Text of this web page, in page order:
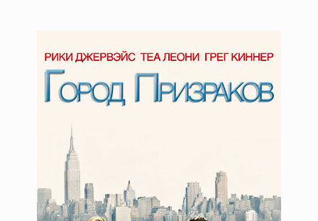
Главный герой вор, очень крутой вор, аферист.
Однажды он инсценировал свою смерть. На
оглашение завещания явились две его дочери,
которых он бросил совсем маленькими, и которые